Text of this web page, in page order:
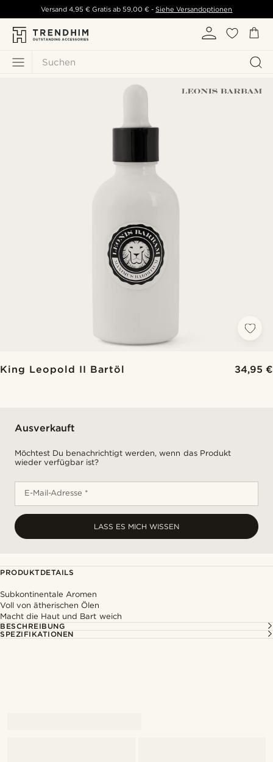
Suchen
Versand 4,95 € Gratis ab59,00 € - Siehe Versandoptionen
King Leopold II Bartöl 34,95 €
Ausverkauft
Möchtest Du benachrichtigt werden, wenn das Produkt
wieder verfügbar ist?
E-Mail-Adresse *
LASS ES MICH WISSEN
PRODUKTDETAILS
Subkontinentale Aromen
Voll von ätherischen Ölen
Macht die Haut und Bart weich
BESCHREIBUNG
SPEZIFIKATIONEN